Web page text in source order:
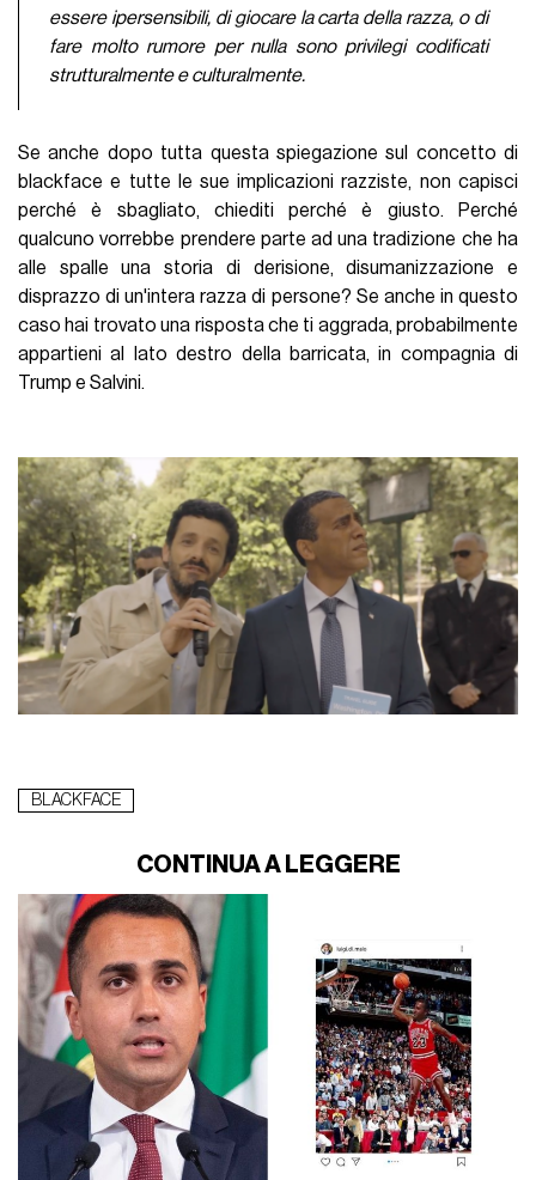
essere ipersensibili, di giocare la carta della razza, o di
fare molto rumore per nulla sono privilegi codificati
strutturalmente e culturalmente.
Se anche dopo tutta questa spiegazione sul concetto di
blackface e tutte le sue implicazioni razziste, non capisci
perché è sbagliato, chiediti perché è giusto. Perché
qualcuno vorrebbe prendere parte ad una tradizione che ha
alle spalle una storia di derisione, disumanizzazione e
disprazzo di un'intera razza di persone? Se anche in questo
caso hai trovato una risposta che ti aggrada, probabilmente
appartieni al lato destro della barricata, in compagnia di
Trump e Salvini.
BLACKFACE
CONTINUA A LEGGERE